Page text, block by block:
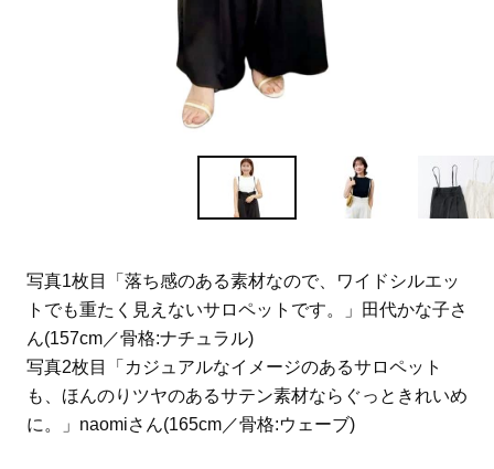
写真1枚目「落ち感のある素材なので、ワイドシルエッ
トでも重たく見えないサロペットです。」田代かな子さ
ん(157cm／骨格:ナチュラル)
写真2枚目「カジュアルなイメージのあるサロペット
も、ほんのりツヤのあるサテン素材ならぐっときれいめ
に。」naomiさん(165cm／骨格:ウェーブ)